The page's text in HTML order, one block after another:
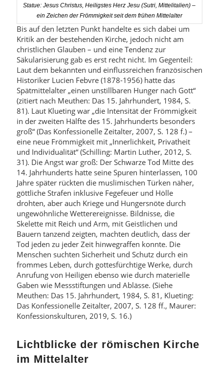
Statue: Jesus Christus, Heiligstes Herz Jesu (Sutri, Mittelitalien) –
ein Zeichen der Frömmigkeit seit dem frühen Mittelalter
Bis auf den letzten Punkt handelte es sich dabei um
Kritik an der bestehenden Kirche, jedoch nicht am
christlichen Glauben – und eine Tendenz zur
Säkularisierung gab es erst recht nicht. Im Gegenteil:
Laut dem bekannten und einflussreichen französischen
Historiker Lucien Febvre (1878-1956) hatte das
Spätmittelalter „einen unstillbaren Hunger nach Gott“
(zitiert nach Meuthen: Das 15. Jahrhundert, 1984, S.
81). Laut Klueting war „die Intensität der Frömmigkeit
in der zweiten Hälfte des 15. Jahrhunderts besonders
groß“ (Das Konfessionelle Zeitalter, 2007, S. 128 f.) –
eine neue Frömmigkeit mit „Innerlichkeit, Privatheit
und Individualität“ (Schilling: Martin Luther, 2012, S.
31). Die Angst war groß: Der Schwarze Tod Mitte des
14. Jahrhunderts hatte seine Spuren hinterlassen, 100
Jahre später rückten die muslimischen Türken näher,
göttliche Strafen inklusive Fegefeuer und Hölle
drohten, aber auch Kriege und Hungersnöte durch
ungewöhnliche Wetterereignisse. Bildnisse, die
Skelette mit Reich und Arm, mit Geistlichen und
Bauern tanzend zeigten, machten deutlich, dass der
Tod jeden zu jeder Zeit hinwegraffen konnte. Die
Menschen suchten Sicherheit und Schutz durch ein
frommes Leben, durch gottesfürchtige Werke, durch
Anrufung von Heiligen ebenso wie durch materielle
Gaben wie Messstiftungen und Ablässe. (Siehe
Meuthen: Das 15. Jahrhundert, 1984, S. 81, Klueting:
Das Konfessionelle Zeitalter, 2007, S. 128 ff., Maurer:
Konfessionskulturen, 2019, S. 16.)
Lichtblicke der römischen Kirche
im Mittelalter